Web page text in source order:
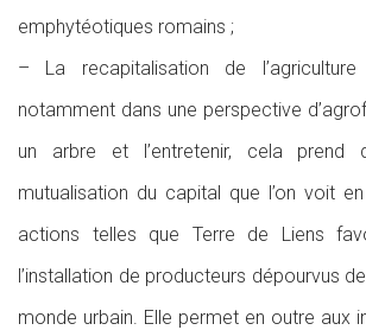
emphytéotiques romains ;
– La recapitalisation de
notamment dans une perspective
un arbre et l’entretenir, cela prend
mutualisation du capital que l’on voit
actions telles que Terre de Liens
l’installation de producteurs dépourvus
monde urbain. Elle permet en outre aux